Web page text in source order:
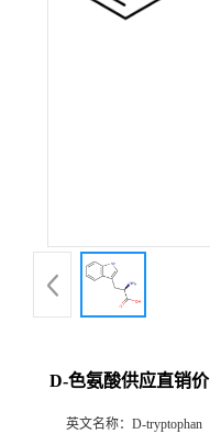
D-色氨酸供应直销价
英文名称： D-tryptophan